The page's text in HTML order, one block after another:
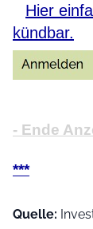
Hier
kündbar.
- Ende
***
Quelle: